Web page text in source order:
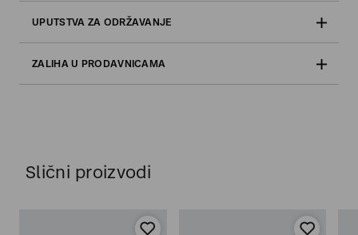
UPUTSTVA ZA ODRŽAVANJE
ZALIHA U PRODAVNICAMA
Slični proizvodi